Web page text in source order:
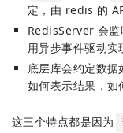
定，由 redis 的
RedisServer 会监
用异步事件驱动实
底层库会约定数据
如何表示结果，如
这三个特点都是因为